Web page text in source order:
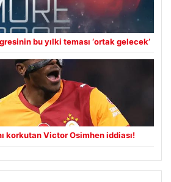
bu yılki teması ‘ortak gelecek’
korkutan Victor Osimhen iddiası!